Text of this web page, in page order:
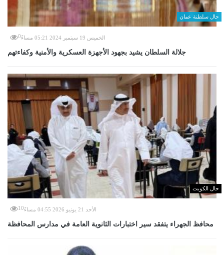
حال سلطنة عمان
الخميس 19 سبتمبر 2024 05:21 مساءً 0
جلالة السلطان يشيد بجهود الأجهزة العسكرية والأمنية وكفاءتهم
حال الكويت
الأحد 21 يونيو 2026 04:55 مساءً 10
محافظ الجهراء يتفقد سير اختبارات الثانوية العامة في مدارس المحافظة